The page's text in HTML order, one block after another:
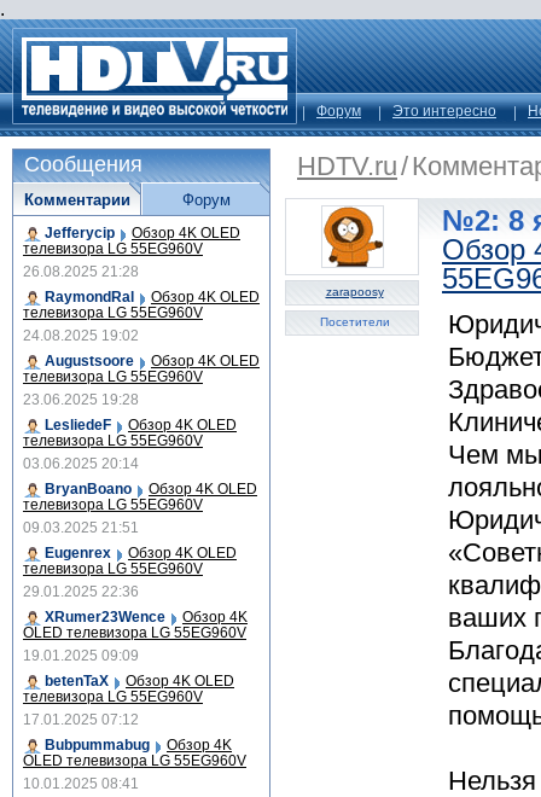
.
Форум Это интересно
HDTV.ru/
zarapoosy
Посетители
№2: 8
Обзор
Чем мы
ваших
Сообщения
Комментарии
Jefferycip Обзор 4K OLED
телевизора LG 55EG960V
26.08.2025 21:28
RaymondRal
Обзор 4K OLED
телевизора LG 55EG960V
24.08.2025 19:02
Augustsoore
Обзор 4K OLED
телевизора LG 55EG960V
23.06.2025 19:28
LesliedeF
Обзор 4K OLED
телевизора LG 55EG960V
03.06.2025 20:14
BryanBoano
Обзор 4K OLED
телевизора LG 55EG960V
09.03.2025 21:51
Eugenrex
Обзор 4K OLED
телевизора LG 55EG960V
29.01.2025 22:36
XRumer23Wence
Обзор 4K
OLED телевизора LG 55EG960V
19.01.2025 09:09
betenTaX
Обзор 4K OLED
телевизора LG 55EG960V
17.01.2025 07:12
Bubpummabug
Обзор 4K
OLED телевизора LG 55EG960V
10.01.2025 08:41
Форум